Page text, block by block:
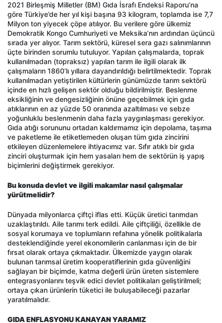
2021 Birleşmiş Milletler (BM) Gıda İsrafı Endeksi Raporu’na
göre Türkiye’de her yıl kişi başına 93 kilogram, toplamda ise 7,7
Milyon ton yiyecek çöpe atılıyor. Bu verilere göre ülkemiz
Demokratik Kongo Cumhuriyeti ve Meksika’nın ardından üçüncü
sırada yer alıyor. Tarım sektörü, küresel sera gazı salınımlarının
üçte birinden sorumlu tutuluyor. Yapılan çalışmalarda, toprak
kullanılmadan (topraksız) yapılan tarım ile ilgili olarak ilk
çalışmaların 1860’lı yıllara dayandırıldığı belirtilmektedir. Toprak
kullanılmadan yetiştirilen kültürlerin günümüzde tarım sektörü
içinde en hızlı gelişen sektör olduğu bildirilmiştir. Beslenme
eksikliğinin ve dengesizliğinin önüne geçebilmek için gıda
atıklarının en az yüzde 50 oranında azaltılması ve sebze
yoğunluklu beslenmenin daha fazla yaygınlaşması gerekiyor.
Gıda atığı sorununu ortadan kaldırmamız için depolama, taşıma
ve paketleme ile etiketlemeden oluşan tüm gıda zincirini
etkileyen düzenlemelere ihtiyacımız var. Sıfır atıklı bir gıda
zinciri oluşturmak için hem yasaları hem de sektörün iş yapış
biçimlerini değiştirmek gerekiyor.
Bu konuda devlet ve ilgili makamlar nasıl çalışmalar
yürütmelidir?
Dünyada milyonlarca çiftçi iflas etti. Küçük üretici tarımdan
uzaklaştırıldı. Aile tarımı terk edildi. Aile çiftçiliği, özellikle de
sosyal korumaya ve toplumların refahına yönelik politikalarla
desteklendiğinde yerel ekonomilerin canlanması için de bir
fırsat olarak ortaya çıkmaktadır. Ülkemizde yaygın olarak
bulunan tarımsal üretim kooperatiflerinin gıda güvenliğini
sağlayan bir biçimde, katma değerli ürün üreten sistemlere
entegrasyonlarını teşvik edici devlet politikaları geliştirilmeli;
ortaya çıkan ürünlerin tüketici ile buluşabileceği pazarlar
yaratılmalıdır.
GIDA ENFLASYONU KANAYAN YARAMIZ